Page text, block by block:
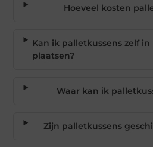
Hoeveel kosten
Kan ik palletkussens zelf
plaatsen?
Waar kan ik
Zijn palletkussens